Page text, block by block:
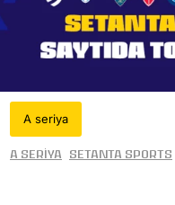
A seriya
A seriya Setanta Sports